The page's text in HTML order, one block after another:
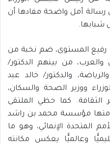
أمل واضحة مفادها أن
شبابها.
رفيع المستوى، ضم نخبة من
والعرب، من بينهم الدكتور/
والدكتور/ خالد عبد
ووزير الصحة والسكان،
الثقافة. كما حظي الملتقى
مؤسسة محمد بن راشد
المتحدة الإنمائي، وهو ما
وعالميًّا يعكس مكانته